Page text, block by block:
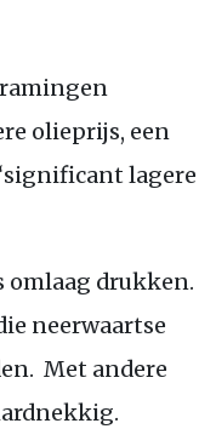
olieprijs, een
lagere
omlaag drukken.
neerwaartse
Met andere